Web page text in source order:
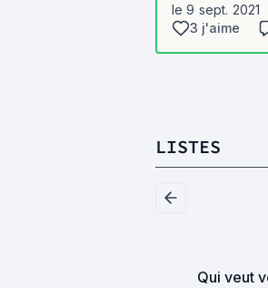
le 9 sept. 2021
3 j'aime
LISTES
Qui veut